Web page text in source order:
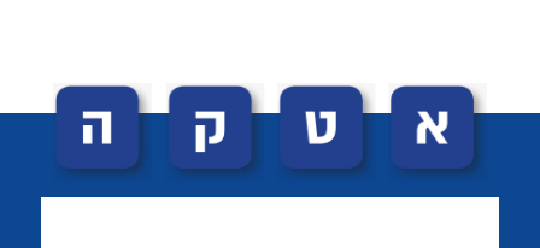
לכל מוצרי היצרן לכל מוצרי היצרן